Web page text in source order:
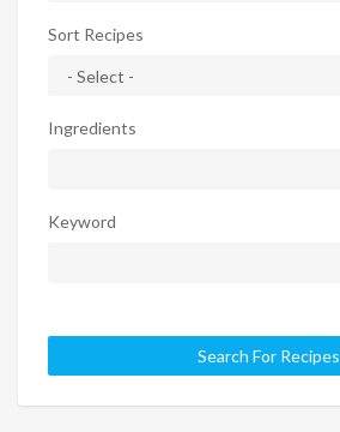
Sort Recipes
Ingredients
Keyword
Search For Recipes